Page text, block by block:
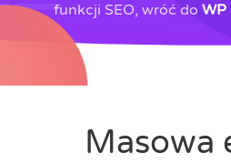
funkcji SEO, wróć do WP
Masowa